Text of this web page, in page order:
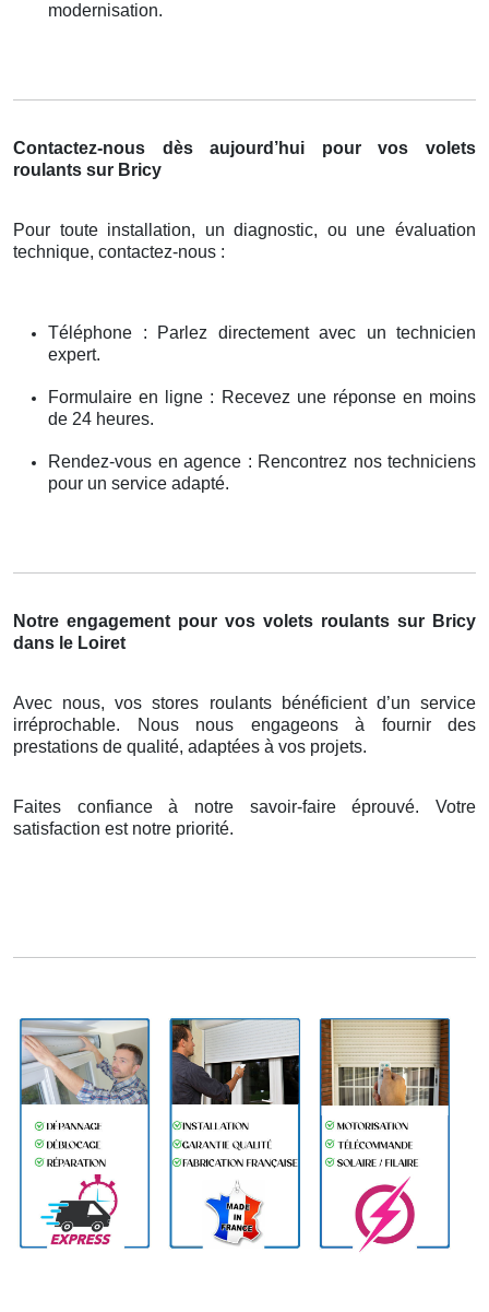
modernisation.
Contactez-nous dès aujourd’hui pour vos volets
roulants sur Bricy
Pour toute installation, un diagnostic, ou une évaluation
technique, contactez-nous :
Téléphone : Parlez directement avec un technicien
expert.
Formulaire en ligne : Recevez une réponse en moins
de 24 heures.
Rendez-vous en agence : Rencontrez nos techniciens
pour un service adapté.
Notre engagement pour vos volets roulants sur Bricy
dans le Loiret
Avec nous, vos stores roulants bénéficient d’un service
irréprochable. Nous nous engageons à fournir des
prestations de qualité, adaptées à vos projets.
Faites confiance à notre savoir-faire éprouvé. Votre
satisfaction est notre priorité.